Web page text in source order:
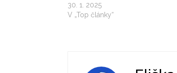
30. 1. 2025
V „Top články“